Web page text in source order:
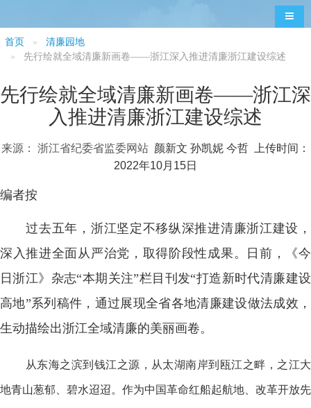
导航
首页
清廉园地
先行绘就全域清廉新画卷——浙江深入推进清廉浙江建设综述
先行绘就全域清廉新画卷——浙江深
入推进清廉浙江建设综述
来源： 浙江省纪委省监委网站 颜新文 孙凯妮 今哲 上传时间：
2022年10月15日
编者按
过去五年，浙江坚定不移纵深推进清廉浙江建设，
深入推进全面从严治党，取得阶段性成果。日前，《今
日浙江》杂志“本期关注”栏目刊发“打造新时代清廉建设
高地”系列稿件，通过展现全省各地清廉建设做法成效，
生动描绘出浙江全域清廉的美丽画卷。
从东海之滨到钱江之源，从太湖南岸到瓯江之畔，之江大
地青山葱郁、碧水迢迢。作为中国革命红船起航地、改革开放先